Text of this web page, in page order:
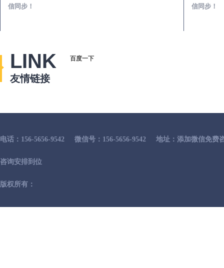
信同步！
信同步！
LINK
友情链接
百度一下
电话：156-5656-9542 微信号：156-5656-9542 地址：添加微信免费
咨询安排到位
版权所有：